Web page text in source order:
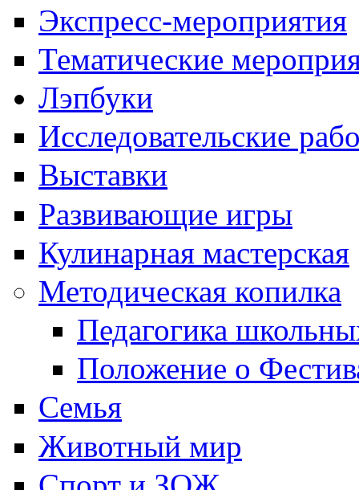
Экспресс-мероприятия
Тематические
Лэпбуки
Исследовательские
Выставки
Развивающие игры
Кулинарная мастерская
Методическая копилка
Педагогика
Положение о
Семья
Животный мир